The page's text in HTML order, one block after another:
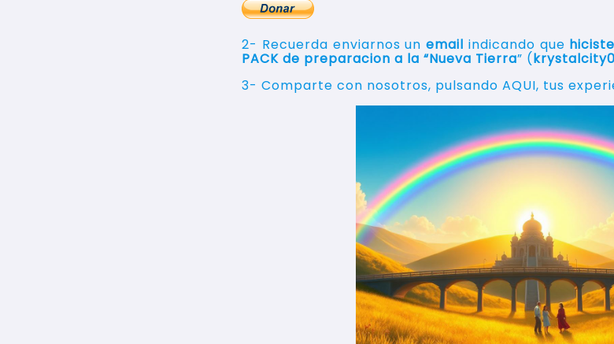
2- Recuerda enviarnos un email indicando que
PACK de preparacion a la “Nueva Tierra” (
3- Comparte con nosotros, pulsando AQUI, tus